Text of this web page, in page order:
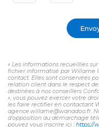
« Les informations recueillies
fichier informatisé par Willame
contact. Elles sont conservées
relation client dans le respect
destinées à nos conseillers
», vous pouvez exercer votre
les faire rectifier en contactant
agence.willame@wanadoo.fr.
d'opposition au démarchage
pouvez vous inscrire ici : https://